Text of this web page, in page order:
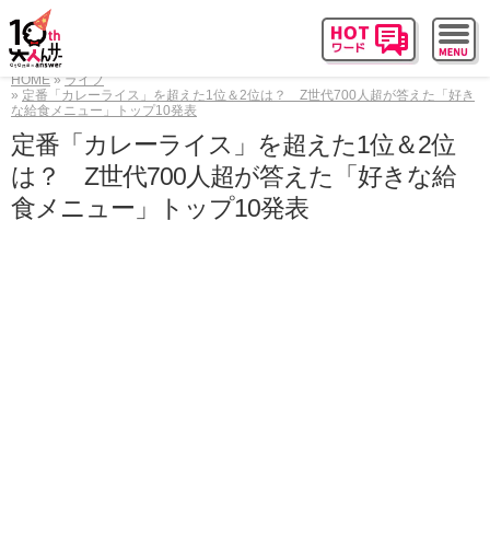
HOME
ライフ
定番「カレーライス」を超えた1位＆2位は？ Z世代700人超が答えた「好き
な給食メニュー」トップ10発表
定番「カレーライス」を超えた1位＆2位
は？ Z世代700人超が答えた「好きな給
食メニュー」トップ10発表